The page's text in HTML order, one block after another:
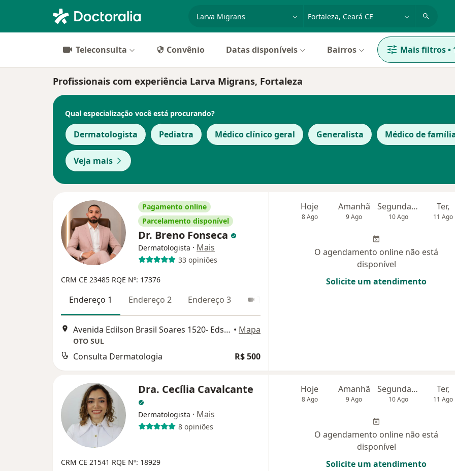
cidade ou região
Teleconsulta Convênio Datas disponíveis Bairros Mais filtros•
Profissionais com experiência Larva Migrans, Fortaleza
Qual especialização você está procurando?
Dermatologista Pediatra Médico clínico geral Generalista Médico de
Veja mais
Pagamento online
Parcelamento disponível
Dr. Breno Fonseca
Dermatologista · Mais
33 opiniões
CRM CE 23485 RQE Nº: 17376
Endereço 1 Endereço 2 Endereço 3 Teleconsulta
Avenida Edilson Brasil Soares 1520- Edson Queiroz, Fortaleza • Mapa
OTO SUL
Consulta Dermatologia R$ 500
Hoje
8 Ago
Amanhã
9 Ago
Segunda-feira
10 Ago
Ter,
11 Ago
O agendamento online não está
disponível
Solicite um atendimento
Dra. Cecília Cavalcante
Dermatologista · Mais
8 opiniões
CRM CE 21541 RQE Nº: 18929
Hoje
8 Ago
Amanhã
9 Ago
Segunda-feira
10 Ago
Ter,
11 Ago
O agendamento online não está
disponível
Solicite um atendimento